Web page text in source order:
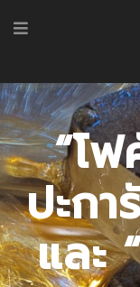
“โ
ปะกา
และ